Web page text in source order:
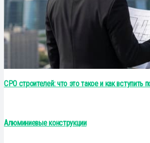
СРО строителей: что это такое и как вступить
Алюминиевые конструкции